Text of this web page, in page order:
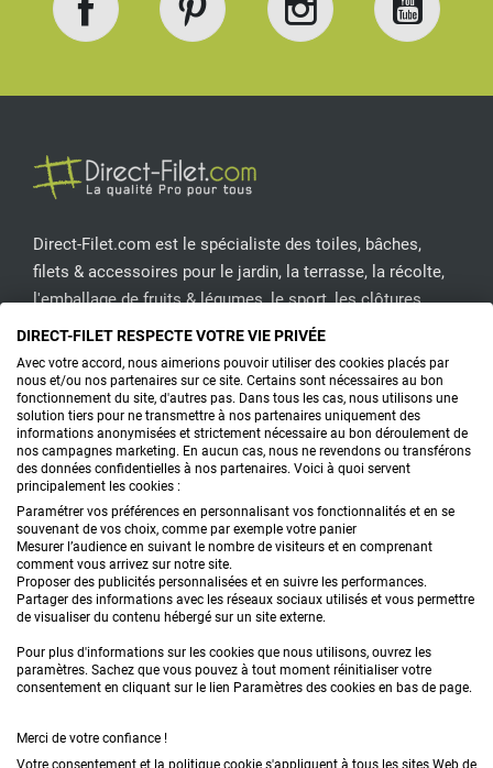
Direct-Filet.com est le spécialiste des toiles, bâches,
filets & accessoires pour le jardin, la terrasse, la récolte,
l'emballage de fruits & légumes, le sport, les clôtures...
CONTACTEZ-NOUS
PRODUITS
CONSEILS
FAQ
DEMANDE DE DEVIS
DIRECT-FILET RESPECTE VOTRE VIE PRIVÉE
Avec votre accord, nous aimerions pouvoir utiliser des cookies placés par
nous et/ou nos partenaires sur ce site. Certains sont nécessaires au bon
fonctionnement du site, d'autres pas. Dans tous les cas, nous utilisons une
solution tiers pour ne transmettre à nos partenaires uniquement des
informations anonymisées et strictement nécessaire au bon déroulement de
nos campagnes marketing. En aucun cas, nous ne revendons ou transférons
des données confidentielles à nos partenaires. Voici à quoi servent
principalement les cookies :
Paramétrer vos préférences en personnalisant vos fonctionnalités et en se
souvenant de vos choix, comme par exemple votre panier
Mesurer l’audience en suivant le nombre de visiteurs et en comprenant
comment vous arrivez sur notre site.
Proposer des publicités personnalisées et en suivre les performances.
Partager des informations avec les réseaux sociaux utilisés et vous permettre
de visualiser du contenu hébergé sur un site externe.
Pour plus d'informations sur les cookies que nous utilisons, ouvrez les
paramètres. Sachez que vous pouvez à tout moment réinitialiser votre
consentement en cliquant sur le lien Paramètres des cookies en bas de page.
Merci de votre confiance !
Votre consentement et la politique cookie s'appliquent à tous les sites Web de